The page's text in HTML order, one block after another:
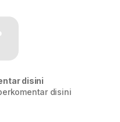
disini
disini